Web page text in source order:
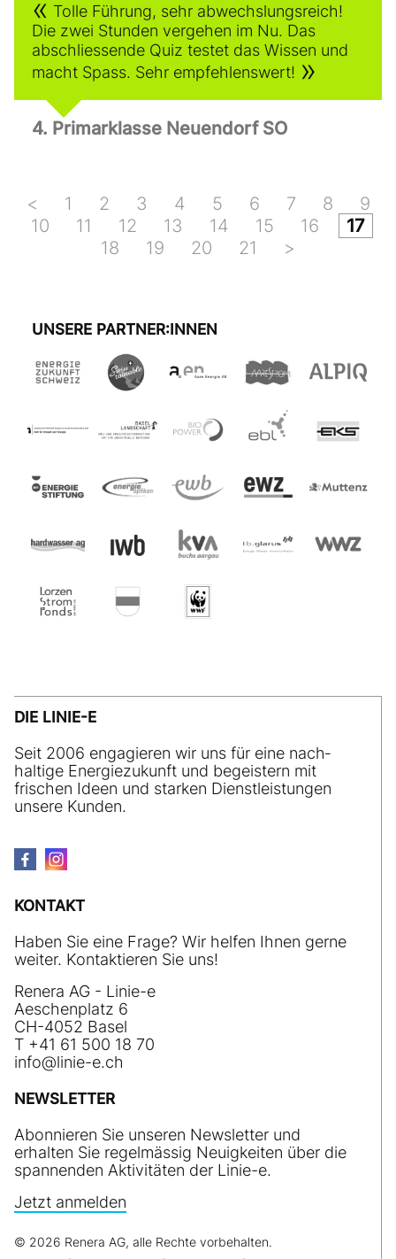
Tolle Führung, sehr abwechslungsreich!
Die zwei Stunden vergehen im Nu. Das
abschliessende Quiz testet das Wissen und
macht Spass. Sehr empfehlenswert!
4. Primarklasse Neuendorf SO
< 1 2 3 4 5 6 7 8
9
10
11 12 13 14 15 16
17
18
19 20 21 >
UNSERE PARTNER:INNEN
DIE LINIE-E
Seit 2006 engagieren wir uns für eine nach­
haltige Energiezukunft und begeistern mit
frischen Ideen und starken Dienstleistungen
unsere Kunden.
KONTAKT
Haben Sie eine Frage? Wir helfen Ihnen gerne
weiter. Kontaktieren Sie uns!
Renera AG - Linie-e
Aeschenplatz 6
CH-4052 Basel
T +41 61 500 18 70
nf
l n - ch
NEWSLETTER
Abonnieren Sie unseren Newsletter und
erhalten Sie regelmässig Neuigkeiten über die
spannenden Aktivitäten der Linie-e.
Jetzt anmelden
© 2026 Renera AG, alle Rechte vorbehalten.